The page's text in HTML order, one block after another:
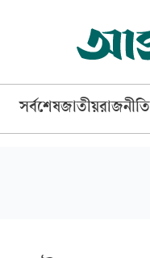
সর্বশেষজাতীয়রাজনীতি